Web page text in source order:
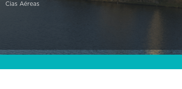
Cias Aéreas